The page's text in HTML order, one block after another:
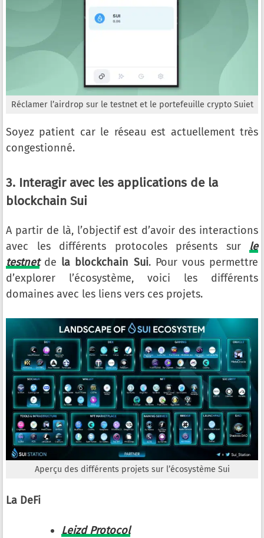
Réclamer l’airdrop sur le testnet et le portefeuille crypto Suiet
Soyez patient car le réseau est actuellement très
congestionné.
3. Interagir avec les applications de la
blockchain Sui
A partir de là, l’objectif est d’avoir des interactions
avec les différents protocoles présents sur le
testnetde la blockchain Sui. Pour vous permettre
d’explorer l’écosystème, voici les différents
domaines avec les liens vers ces projets.
Aperçu des différents projets sur l’écosystème Sui
La DeFi
Leizd Protocol